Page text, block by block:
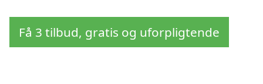
Få 3 tilbud, gratis og uforpligtende